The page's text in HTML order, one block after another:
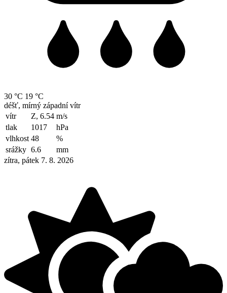
30 °C 19 °C
déšť, mírný západní vítr
vítr
Z, 6.54 m/s
tlak
1017
hPa
vlhkost 48
%
srážky 6.6
mm
zítra, pátek 7. 8. 2026